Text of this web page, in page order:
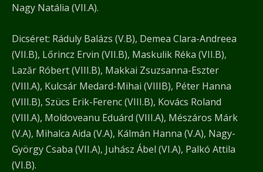
Nagy Natália (VII.A).
Dicséret: Ráduly Balázs (V.B), Demea Clara-Andreea
(VII.B), Lőrincz Ervin (VII.B), Maskulik Réka (VII.B),
Lazăr Róbert (VIII.B), Makkai Zsuzsanna-Eszter
(VIII.A), Kulcsár Medard-Mihai (VIIIB), Péter Hanna
(VIII.B), Szücs Erik-Ferenc (VIII.B), Kovács Roland
(VIII.A), Moldoveanu Eduárd (VIII.A), Mészáros Márk
(V.A), Mihalca Aida (V.A), Kálmán Hanna (V.A), Nagy-
György Csaba (VII.A), Juhász Ábel (VI.A), Palkó Attila
(VI.B).